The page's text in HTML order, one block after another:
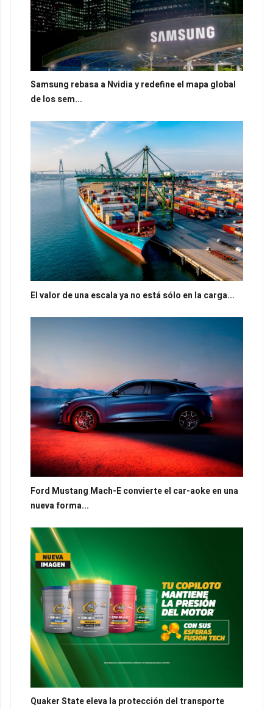
Samsung rebasa a Nvidia y redefine el mapa global
de los sem...
El valor de una escala ya no está sólo en la carga...
Ford Mustang Mach-E convierte el car-aoke en una
nueva forma...
Quaker State eleva la protección del transporte